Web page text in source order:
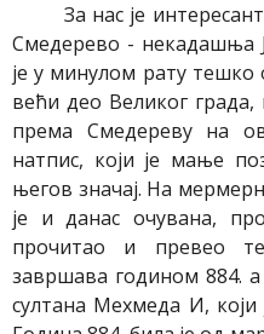
За нас је
Смедерево - некадашња
је у минулом рату
већи део Великог
према Смедереву на
натпис, који је мање
његов значај. На
је и данас очувана,
прочитао и превео
завршава годином 884. а
султана Мехмеда И, који